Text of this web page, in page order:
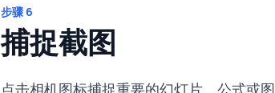
步骤 6
捕捉截图
点击相机图标捕捉重要的幻灯片、公式或图